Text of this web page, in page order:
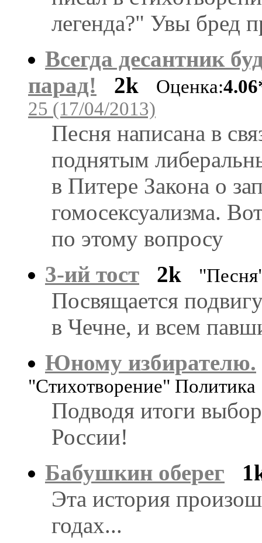
легенда?" Увы бред
Всегда десантник
парад!
2k Оценка:
25 (17/04/2013)
Песня написана в
поднятым
в Питере Закона о
гомосексуализма.
по этому вопросу
3-ий тост
2k
Посвящается
в Чечне, и всем
Юному избирателю.
"Стихотворение" Политика
Подводя итоги
России!
Бабушкин оберег
Эта история
годах...